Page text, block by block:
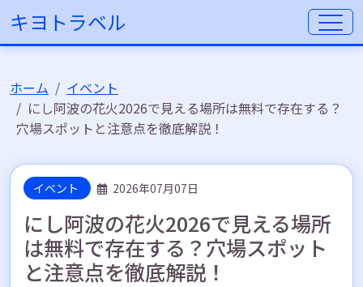
キヨトラベル
ホーム
イベント
にし阿波の花火2026で見える場所は無料で存在する？
穴場スポットと注意点を徹底解説！
イベント 2026年07月07日
にし阿波の花火2026で見える場所
は無料で存在する？穴場スポット
と注意点を徹底解説！